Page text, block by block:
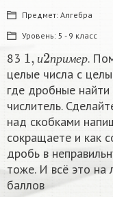
Предмет: Алгебра
Уровень: 5 - 9 класс
83 и пр имер
1 2
.
целые числа с
где дробные
числитель.
над скобками
сокращаете и как
дробь в
тоже. И всё это на
баллов